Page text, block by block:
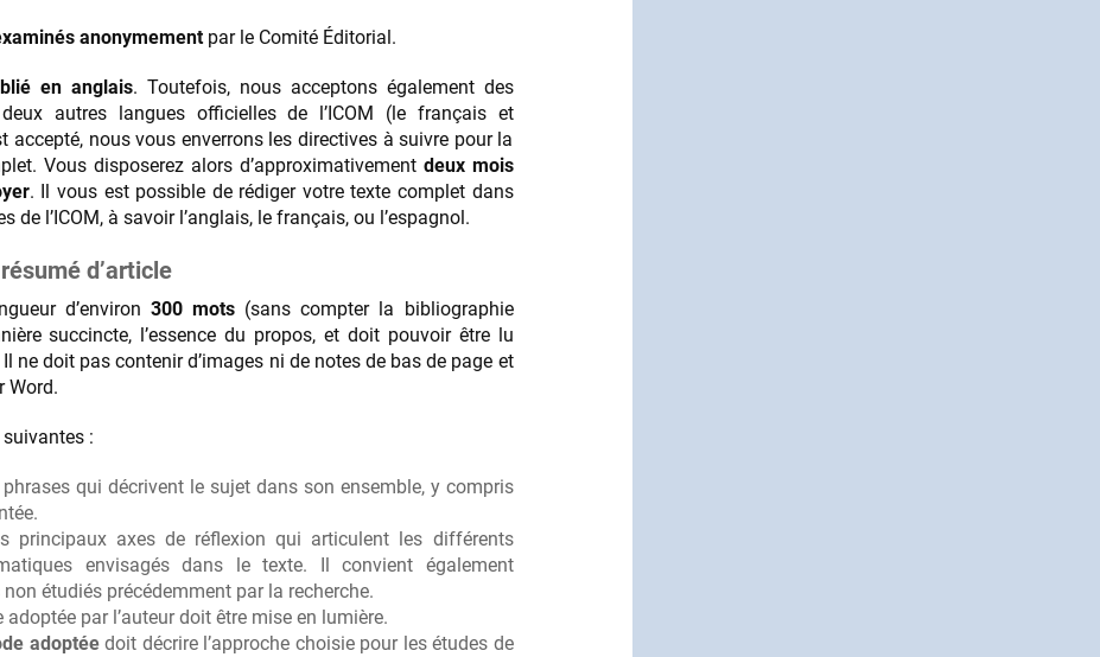
anonymementpar le Comité Éditorial.
en anglais. Toutefois, nous acceptons également des
autres langues officielles de l’ICOM (le français et
accepté, nous vous enverrons les directives à suivre pour la
Vous disposerez alors d’approximativement deux mois
. Il vous est possible de rédiger votre texte complet dans
de l’ICOM, à savoir l’anglais, le français, ou l’espagnol.
d’article
d’environ 300 mots(sans compter la bibliographie
succincte, l’essence du propos, et doit pouvoir être lu
ne doit pas contenir d’images ni de notes de bas de page et
Word.
:
qui décrivent le sujet dans son ensemble, y compris
principaux axes de réflexion qui articulent les différents
envisagés dans le texte. Il convient également
étudiés précédemment par la recherche.
adoptée par l’auteur doit être mise en lumière.
adoptéedoit décrire l’approche choisie pour les études de